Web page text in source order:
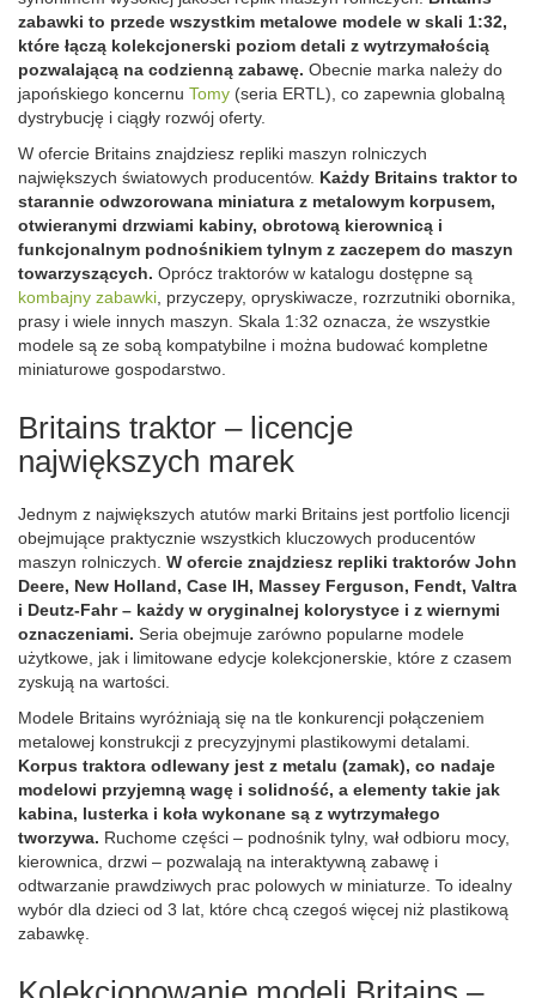
zabawki to przede wszystkim metalowe modele w skali 1:32,
które łączą kolekcjonerski poziom detali z wytrzymałością
pozwalającą na codzienną zabawę. Obecnie marka należy do
japońskiego koncernu Tomy (seria ERTL), co zapewnia globalną
dystrybucję i ciągły rozwój oferty.
W ofercie Britains znajdziesz repliki maszyn rolniczych
największych światowych producentów. Każdy Britains traktor to
starannie odwzorowana miniatura z metalowym korpusem,
otwieranymi drzwiami kabiny, obrotową kierownicą i
funkcjonalnym podnośnikiem tylnym z zaczepem do maszyn
towarzyszących. Oprócz traktorów w katalogu dostępne są
kombajny zabawki, przyczepy, opryskiwacze, rozrzutniki obornika,
prasy i wiele innych maszyn. Skala 1:32 oznacza, że wszystkie
modele są ze sobą kompatybilne i można budować kompletne
miniaturowe gospodarstwo.
Britains traktor – licencje
największych marek
Jednym z największych atutów marki Britains jest portfolio licencji
obejmujące praktycznie wszystkich kluczowych producentów
maszyn rolniczych. W ofercie znajdziesz repliki traktorów John
Deere, New Holland, Case IH, Massey Ferguson, Fendt, Valtra
i Deutz-Fahr – każdy w oryginalnej kolorystyce i z wiernymi
oznaczeniami. Seria obejmuje zarówno popularne modele
użytkowe, jak i limitowane edycje kolekcjonerskie, które z czasem
zyskują na wartości.
Modele Britains wyróżniają się na tle konkurencji połączeniem
metalowej konstrukcji z precyzyjnymi plastikowymi detalami.
Korpus traktora odlewany jest z metalu (zamak), co nadaje
modelowi przyjemną wagę i solidność, a elementy takie jak
kabina, lusterka i koła wykonane są z wytrzymałego
tworzywa. Ruchome części – podnośnik tylny, wał odbioru mocy,
kierownica, drzwi – pozwalają na interaktywną zabawę i
odtwarzanie prawdziwych prac polowych w miniaturze. To idealny
wybór dla dzieci od 3 lat, które chcą czegoś więcej niż plastikową
zabawkę.